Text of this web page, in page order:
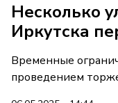
Несколько
Иркутска
Временные
проведением